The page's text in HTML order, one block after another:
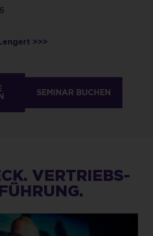
>>>
SEMINAR BUCHEN
VERTRIEBS-